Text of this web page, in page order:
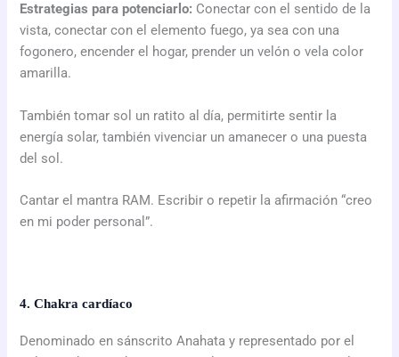
Estrategias para potenciarlo: Conectar con el sentido de la
vista, conectar con el elemento fuego, ya sea con una
fogonero, encender el hogar, prender un velón o vela color
amarilla.
También tomar sol un ratito al día, permitirte sentir la
energía solar, también vivenciar un amanecer o una puesta
del sol.
Cantar el mantra RAM. Escribir o repetir la afirmación “creo
en mi poder personal”.
4. Chakra cardíaco
Denominado en sánscrito Anahata y representado por el